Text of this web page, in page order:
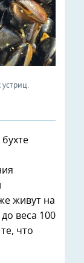
живут на
веса 100
что